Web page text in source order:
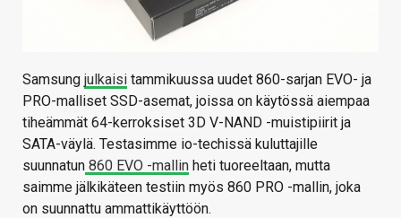
Samsung julkaisi tammikuussa uudet 860-sarjan EVO- ja
PRO-malliset SSD-asemat, joissa on käytössä aiempaa
tiheämmät 64-kerroksiset 3D V-NAND -muistipiirit ja
SATA-väylä. Testasimme io-techissä kuluttajille
suunnatun 860 EVO -mallin heti tuoreeltaan, mutta
saimme jälkikäteen testiin myös 860 PRO -mallin, joka
on suunnattu ammattikäyttöön.